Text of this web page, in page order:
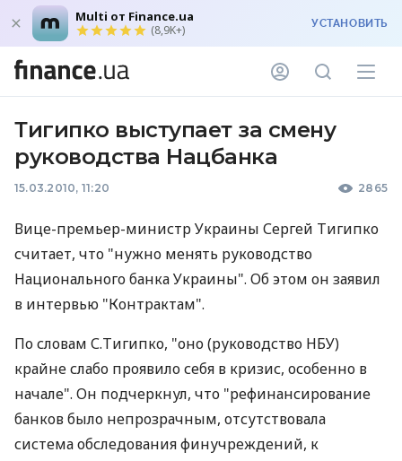
Multi от Finance.ua
(8,9K+) УСТАНОВИТЬ
Тигипко выступает за смену
руководства Нацбанка
15.03.2010, 11:20 2865
Вице-премьер-министр Украины Сергей Тигипко
считает, что "нужно менять руководство
Национального банка Украины". Об этом он заявил
в интервью "Контрактам".
По словам С.Тигипко, "оно (руководство НБУ)
крайне слабо проявило себя в кризис, особенно в
начале". Он подчеркнул, что "рефинансирование
банков было непрозрачным, отсутствовала
система обследования финучреждений, к